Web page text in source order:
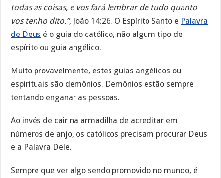
todas as coisas, e vos fará lembrar de tudo quanto
vos tenho dito.”, João 14:26. O Espírito Santo e Palavra
de Deus é o guia do católico, não algum tipo de
espírito ou guia angélico.
Muito provavelmente, estes guias angélicos ou
espirituais são demônios. Demônios estão sempre
tentando enganar as pessoas.
Ao invés de cair na armadilha de acreditar em
números de anjo, os católicos precisam procurar Deus
e a Palavra Dele.
Sempre que ver algo sendo promovido no mundo, é